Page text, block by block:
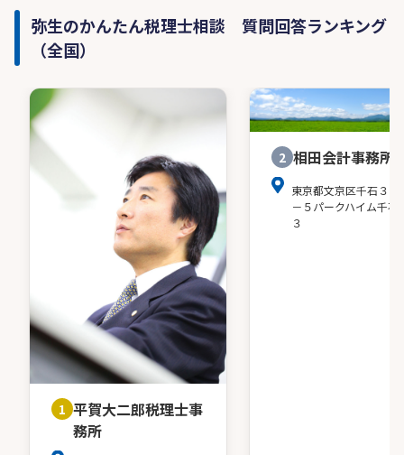
弥生のかんたん税理士相談 質問回答ランキング
（全国）
1 平賀大二郎税理士事
務所
2 相田会計事務所
東京都文京区千石３－
－５パークハイム千石
３